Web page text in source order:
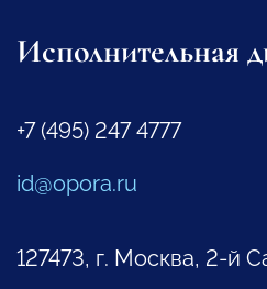
Исполнительная
+7 (495) 247 4777
id@opora.ru
127473, г. Москва, 2-й